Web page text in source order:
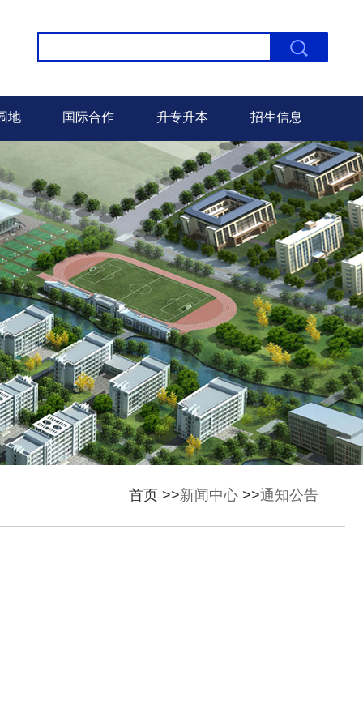
地 国际合作 升专升本 招生信息
首页 >>新闻中心 >>通知公告